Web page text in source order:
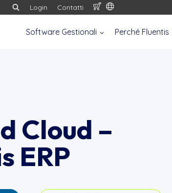
Login Contatti
Software Gestionali Perché Fluentis
Cloud –
ERP